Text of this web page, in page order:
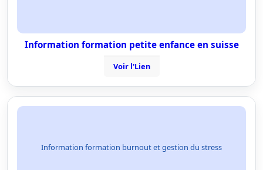
Information formation petite enfance en suisse
Voir l'Lien
Information formation burnout et gestion du stress